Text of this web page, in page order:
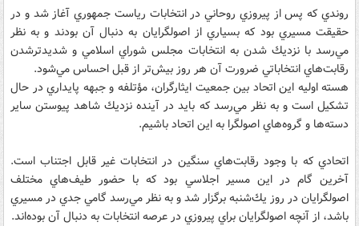
روندي كه پس از پيروزي روحاني در انتخابات رياست جمهوري آغاز شد و در
حقيقت مسيري بود كه بسياري از اصولگرايان به دنبال آن بودند و به نظر
مي‌رسد با نزديك شدن به انتخابات مجلس شوراي اسلامي و شديدترشدن
رقابت‌هاي انتخاباتي ضرورت آن هر روز بيش‌تر از قبل احساس مي‌شود.
هسته اوليه اين اتحاد بين جمعيت ايثارگران، مؤتلفه و جبهه پايداري در حال
تشكيل است و به نظر مي‌رسد كه بايد در آينده نزديك شاهد پيوستن ساير
دسته‌ها و گروه‌هاي اصولگرا به اين اتحاد باشيم.
اتحادي كه با وجود رقابت‌هاي سنگين در انتخابات غير قابل اجتناب است.
آخرين گام در اين مسير اجلاسي بود كه با حضور طيف‌هاي مختلف
اصولگرايان در روز يك‌شنبه برگزار شد و به نظر مي‌رسد گامي جدي در مسيري
باشد، از آنچه اصولگرايان براي پيروزي در عرصه انتخابات به دنبال آن بوده‌اند.